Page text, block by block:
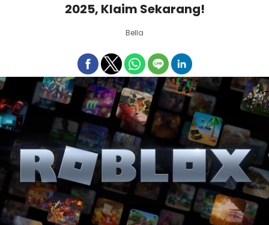
2025, Klaim Sekarang!
Bella